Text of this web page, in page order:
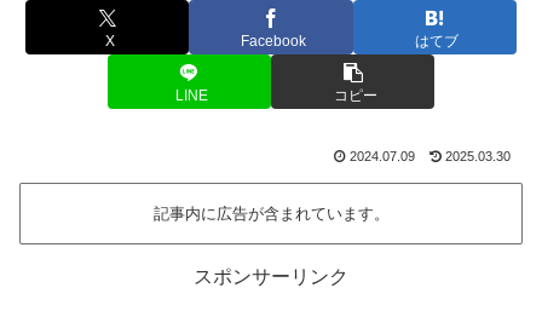
X Facebook はてブ
LINE コピー
2024.07.09 2025.03.30
記事内に広告が含まれています。
スポンサーリンク